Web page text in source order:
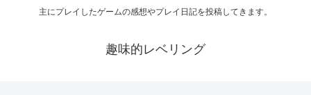
主にプレイしたゲームの感想やプレイ日記を投稿してきます。
趣味的レベリング